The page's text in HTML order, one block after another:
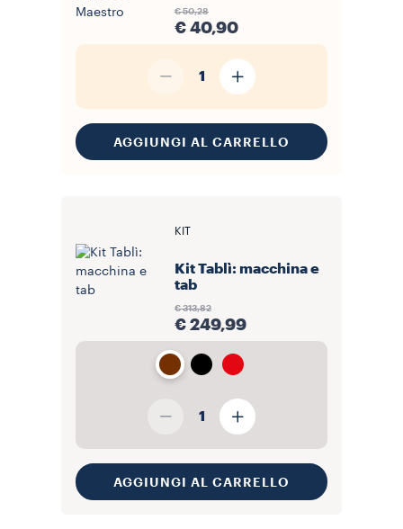
€ 50,28
€ 40,90
1
AGGIUNGI AL CARRELLO
KIT
Kit Tablì: macchina e
tab
€ 313,82
€ 249,99
1
AGGIUNGI AL CARRELLO